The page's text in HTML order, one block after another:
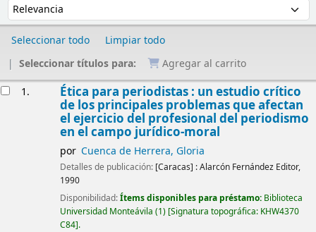
Seleccionar todo
Limpiar todo
Seleccionar títulos para:
Agregar al carrito
1. Ética para periodistas : un estudio crítico
de los principales problemas que afectan
el ejercicio del profesional del periodismo
en el campo jurídico-moral
por Cuenca de Herrera, Gloria
Detalles de publicación: [Caracas] :Alarcón Fernández Editor,
1990
Disponibilidad:Ítems disponibles para préstamo: Biblioteca
Universidad Monteávila (1) Signatura topográfica: KHW4370
C84 .